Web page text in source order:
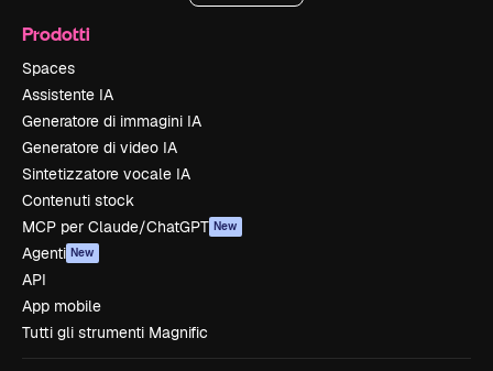
Prodotti
Spaces
Assistente IA
Generatore di immagini IA
Generatore di video IA
Sintetizzatore vocale IA
Contenuti stock
MCP per Claude/ChatGPT New
Agenti New
API
App mobile
Tutti gli strumenti Magnific